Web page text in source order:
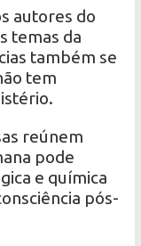
autores do
temas da
também se
tem
reúnem
pode
e química
pós-